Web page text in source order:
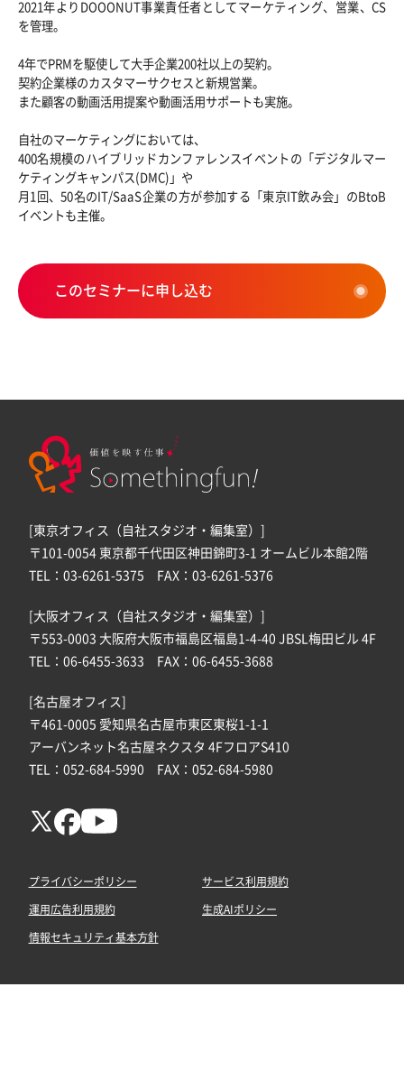
2021年よりDOOONUT事業責任者としてマーケティング、営業、CS
を管理。
4年でPRMを駆使して大手企業200社以上の契約。
契約企業様のカスタマーサクセスと新規営業。
また顧客の動画活用提案や動画活用サポートも実施。
自社のマーケティングにおいては、
400名規模のハイブリッドカンファレンスイベントの「デジタルマー
ケティングキャンパス(DMC)」や
月1回、50名のIT/SaaS企業の方が参加する「東京IT飲み会」のBtoB
イベントも主催。
このセミナーに申し込む
[東京オフィス（自社スタジオ・編集室）]
〒101-0054 東京都千代田区神田錦町3-1 オームビル本館2階
TEL：03-6261-5375 FAX：03-6261-5376
[大阪オフィス（自社スタジオ・編集室）]
〒553-0003 大阪府大阪市福島区福島1-4-40 JBSL梅田ビル 4F
TEL：06-6455-3633 FAX：06-6455-3688
[名古屋オフィス]
〒461-0005 愛知県名古屋市東区東桜1-1-1
アーバンネット名古屋ネクスタ 4FフロアS410
TEL：052-684-5990 FAX：052-684-5980
プライバシーポリシー サービス利用規約
運用広告利用規約 生成AIポリシー
情報セキュリティ基本方針